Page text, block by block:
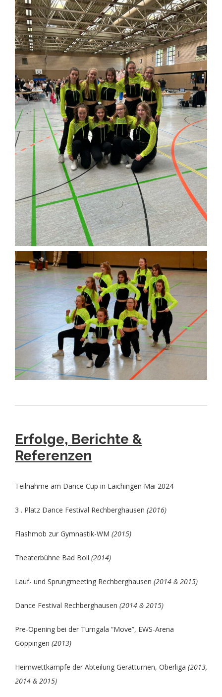
Erfolge, Berichte &
Referenzen
Teilnahme am Dance Cup in Laichingen Mai 2024
3 . Platz Dance Festival Rechberghausen (2016)
Flashmob zur Gymnastik-WM (2015)
Theaterbühne Bad Boll (2014)
Lauf- und Sprungmeeting Rechberghausen (2014 & 2015)
Dance Festival Rechberghausen (2014 & 2015)
Pre-Opening bei der Turngala “Move”, EWS-Arena
Göppingen (2013)
Heimwettkämpfe der Abteilung Gerätturnen, Oberliga (2013,
2014 & 2015)